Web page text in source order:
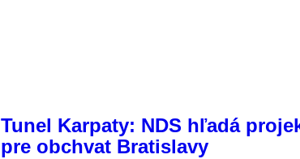
Tunel Karpaty: NDS hľadá
pre obchvat Bratislavy